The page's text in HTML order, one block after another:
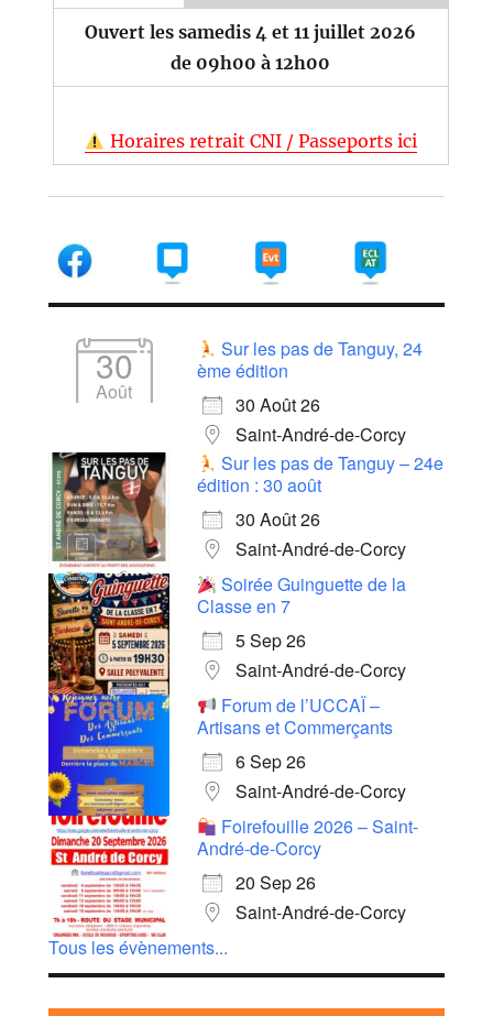
Ouvert les samedis 4 et 11 juillet 2026
de 09h00 à 12h00
Horaires retrait CNI / Passeports ici
30
Août
Sur les pas de Tanguy, 24
ème édition
30 Août 26
Saint-André-de-Corcy
Sur les pas de Tanguy – 24e
édition : 30 août
30 Août 26
Saint-André-de-Corcy
Soirée Guinguette de la
Classe en 7
5 Sep 26
Saint-André-de-Corcy
Forum de l’UCCAÏ –
Artisans et Commerçants
6 Sep 26
Saint-André-de-Corcy
Foirefouille 2026 – Saint-
André-de-Corcy
20 Sep 26
Saint-André-de-Corcy
Tous les évènements...